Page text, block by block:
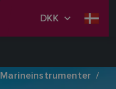
DKK
Marineinstrumenter